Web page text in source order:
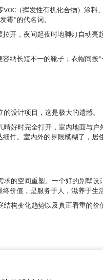
（挥发性有机化合物）涂
霉”的代名词。
开，夜间起夜时地脚灯自动
纳长短不一的靴子；衣帽间按
设计项目，这是极大的遗憾。
好时完全打开，室内地面与
。室内外的界限模糊了，居
的空间重塑。一个好的别墅
价值，是服务于人，滋养于生活
构变化趋势以及真正看重的